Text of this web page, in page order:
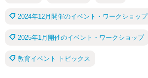
2024年12月開催のイベント・ワークショップ
2025年1月開催のイベント・ワークショップ
教育イベント トピックス